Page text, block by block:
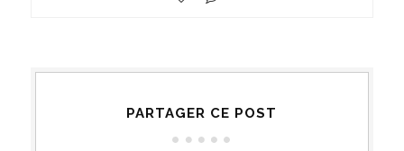
PARTAGER CE POST